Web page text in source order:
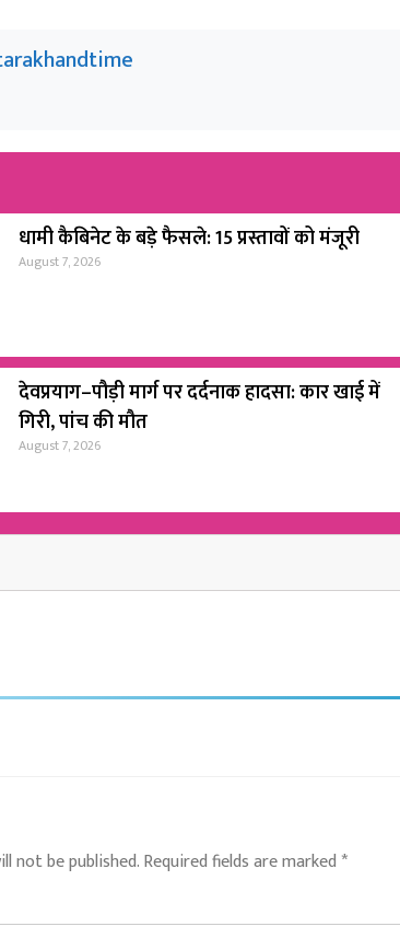
धामी कैबिनेट के बड़े फैसले: 15 प्रस्तावों को मंजूरी
August 7, 2026
देवप्रयाग–पौड़ी मार्ग पर दर्दनाक हादसा: कार खाई में
गिरी, पांच की मौत
August 7, 2026
not be published.Required fields are marked *